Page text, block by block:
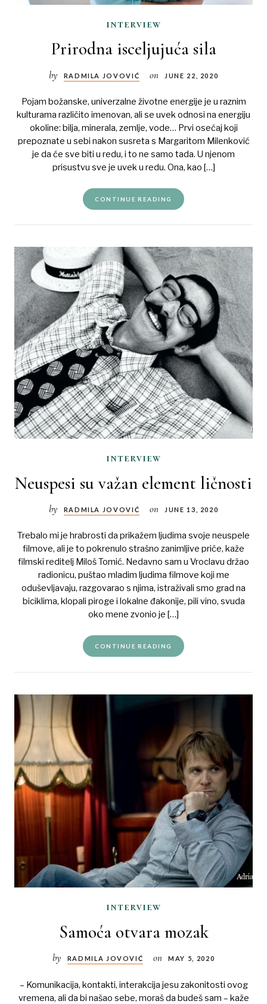
interview
Prirodna isceljujuća sila
by RADMILA JOVOVIĆ on JUNE 22, 2020
Pojam božanske, univerzalne životne energije je u raznim
kulturama različito imenovan, ali se uvek odnosi na energiju
okoline: bilja, minerala, zemlje, vode… Prvi osećaj koji
prepoznate u sebi nakon susreta s Margaritom Milenković
je da će sve biti u redu, i to ne samo tada. U njenom
prisustvu sve je uvek u redu. Ona, kao […]
CONTINUE READING
interview
Neuspesi su važan element ličnosti
by RADMILA JOVOVIĆ on JUNE 13, 2020
Trebalo mi je hrabrosti da prikažem ljudima svoje neuspele
filmove, ali je to pokrenulo strašno zanimljive priče, kaže
filmski reditelj Miloš Tomić. Nedavno sam u Vroclavu držao
radionicu, puštao mladim ljudima filmove koji me
oduševljavaju, razgovarao s njima, istraživali smo grad na
biciklima, klopali piroge i lokalne đakonije, pili vino, svuda
oko mene zvonio je […]
CONTINUE READING
interview
Samoća otvara mozak
by RADMILA JOVOVIĆ on MAY 5, 2020
– Komunikacija, kontakti, interakcija jesu zakonitosti ovog
vremena, ali da bi našao sebe, moraš da budeš sam – kaže